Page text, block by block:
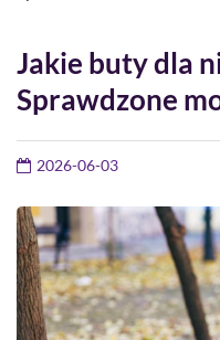
Jakie buty dla
Sprawdzone
2026-06-03